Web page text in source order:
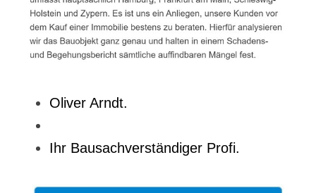
Oliver Arndt.
Ihr Bausachverständiger Profi.